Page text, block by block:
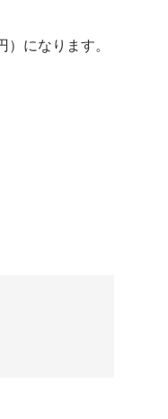
になります。